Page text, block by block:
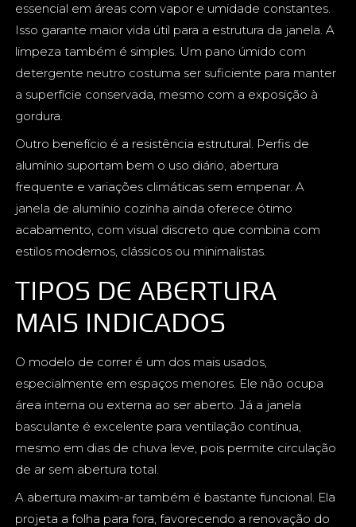
essencial em áreas com vapor e umidade constantes.
Isso garante maior vida útil para a estrutura da janela. A
limpeza também é simples. Um pano úmido com
detergente neutro costuma ser suficiente para manter
a superfície conservada, mesmo com a exposição à
gordura.
Outro benefício é a resistência estrutural. Perfis de
alumínio suportam bem o uso diário, abertura
frequente e variações climáticas sem empenar. A
janela de alumínio cozinha ainda oferece ótimo
acabamento, com visual discreto que combina com
estilos modernos, clássicos ou minimalistas.
TIPOS DE ABERTURA
MAIS INDICADOS
O modelo de correr é um dos mais usados,
especialmente em espaços menores. Ele não ocupa
área interna ou externa ao ser aberto. Já a janela
basculante é excelente para ventilação contínua,
mesmo em dias de chuva leve, pois permite circulação
de ar sem abertura total.
A abertura maxim-ar também é bastante funcional. Ela
projeta a folha para fora, favorecendo a renovação do